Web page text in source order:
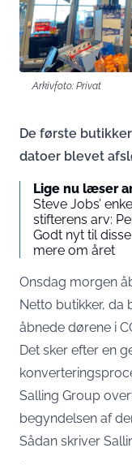
Arkivfoto: Privat
De første
datoer blevet
Lige nu læser
Steve Jobs’
stifterens arv:
Godt nyt til
mere om året
Onsdag morgen
Netto butikker, da
åbnede dørene i
Det sker efter en
Salling Group
begyndelsen af
Sådan skriver